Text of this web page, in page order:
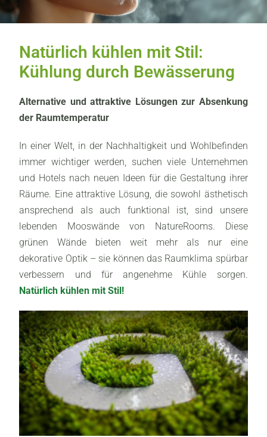
Natürlich kühlen mit Stil:
Kühlung durch Bewässerung
Alternative und attraktive Lösungen zur Absenkung
der Raumtemperatur
In einer Welt, in der Nachhaltigkeit und Wohlbefinden
immer wichtiger werden, suchen viele Unternehmen
und Hotels nach neuen Ideen für die Gestaltung ihrer
Räume. Eine attraktive Lösung, die sowohl ästhetisch
ansprechend als auch funktional ist, sind unsere
lebenden Mooswände von NatureRooms. Diese
grünen Wände bieten weit mehr als nur eine
dekorative Optik – sie können das Raumklima spürbar
verbessern und für angenehme Kühle sorgen.
Natürlich kühlen mit Stil!